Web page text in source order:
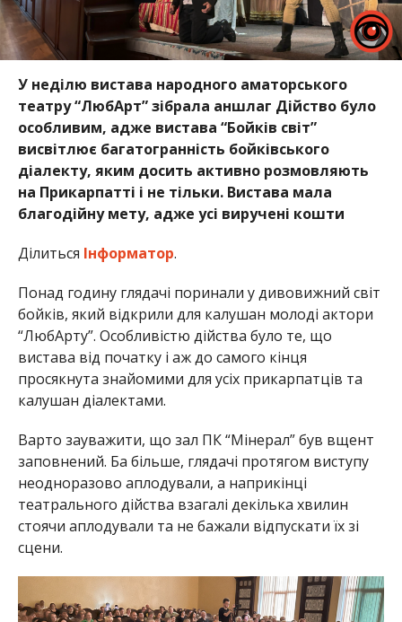
У неділю вистава народного аматорського
театру “ЛюбАрт” зібрала аншлаг Дійство було
особливим, адже вистава “Бойків світ”
висвітлює багатогранність бойківського
діалекту, яким досить активно розмовляють
на Прикарпатті і не тільки. Вистава мала
благодійну мету, адже усі виручені кошти
Ділиться Інформатор.
Понад годину глядачі поринали у дивовижний світ
бойків, який відкрили для калушан молоді актори
“ЛюбАрту”. Особливістю дійства було те, що
вистава від початку і аж до самого кінця
просякнута знайомими для усіх прикарпатців та
калушан діалектами.
Варто зауважити, що зал ПК “Мінерал” був вщент
заповнений. Ба більше, глядачі протягом виступу
неодноразово аплодували, а наприкінці
театрального дійства взагалі декілька хвилин
стоячи аплодували та не бажали відпускати їх зі
сцени.